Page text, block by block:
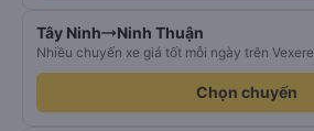
Tây Ninh Ninh Thuận
Nhiều chuyến xe giá tốt mỗi ngày trên Vexere
Chọn chuyến